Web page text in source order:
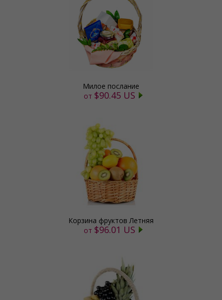
Милое послание
от $90.45 US
Корзина фруктов Летняя
от $96.01 US